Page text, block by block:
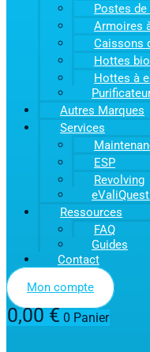
Postes
Armoires
Caissons
Hottes
Hottes à
Autres Marques
Services
ESP
Revolving
Ressources
FAQ
Guides
Contact
Mon compte
0,00€ 0 Panier